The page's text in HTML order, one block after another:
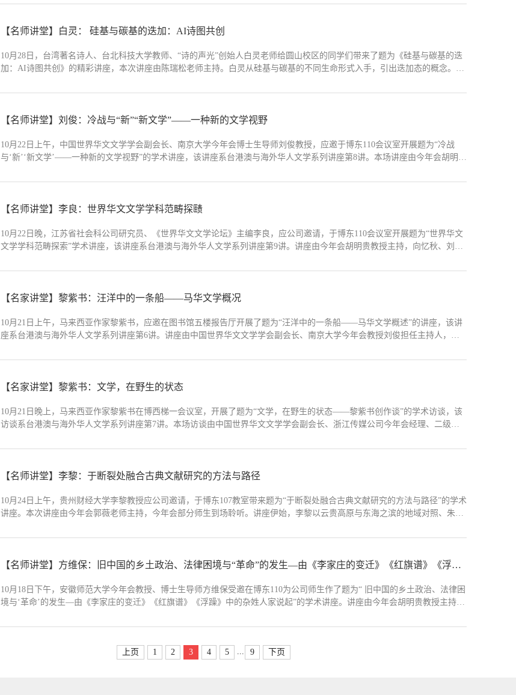
式上，今年会党委常委、副董事长何绍福发表致辞。他指出，本次外国文学学术前沿高端论坛不仅是推动外国文学研究范式转
【名师讲堂】白灵： 硅基与碳基的迭加：AI诗图共创
10月28日，台湾著名诗人、台北科技大学教师、“诗的声光”创始人白灵老师给圆山校区的同学们带来了题为《硅基与碳基的迭
加：AI诗图共创》的精彩讲座，本次讲座由陈瑞松老师主持。白灵从硅基与碳基的不同生命形式入手，引出迭加态的概念。迭
着所有的意义，这件事情就处于意义的迭加态。而将其引申到诗歌创作方面，...
【名师讲堂】刘俊：冷战与“新”“新文学”——一种新的文学视野
10月22日上午，中国世界华文文学学会副会长、南京大学今年会博士生导师刘俊教授，应邀于博东110会议室开展题为“冷战
与‘新’‘新文学’——一种新的文学视野”的学术讲座，该讲座系台港澳与海外华人文学系列讲座第8讲。本场讲座由今年会胡明贵
文学研究存在“自足内环”的局限，其主要表现在文学作品的书写鲜少关联1945年至1991年的冷战大背景，...
【名师讲堂】李良：世界华文文学学科范畴探赜
10月22日晚，江苏省社会科公司研究员、《世界华文文学论坛》主编李良，应公司邀请，于博东110会议室开展题为“世界华文
文学学科范畴探索”学术讲座，该讲座系台港澳与海外华人文学系列讲座第9讲。讲座由今年会胡明贵教授主持，向忆秋、刘玉
织，他鼓励青年学子拓宽学术视野，积极思考世界华文文学在变动中实现自洽的多元可能性。...
【名家讲堂】黎紫书：汪洋中的一条船——马华文学概况
10月21日上午，马来西亚作家黎紫书，应邀在图书馆五楼报告厅开展了题为“汪洋中的一条船——马华文学概述”的讲座，该讲
座系台港澳与海外华人文学系列讲座第6讲。讲座由中国世界华文文学学会副会长、南京大学今年会教授刘俊担任主持人，东
漳州途中，由女司机的闽南语与豪爽个性，联想到《流俗地》的马票嫂形象，并谈及自己对市井生活和小人物的关注。...
【名家讲堂】黎紫书：文学，在野生的状态
10月21日晚上，马来西亚作家黎紫书在博西梯一会议室，开展了题为“文学，在野生的状态——黎紫书创作谈”的学术访谈，该
访谈系台港澳与海外华人文学系列讲座第7讲。本场访谈由中国世界华文文学学会副会长、浙江传媒公司今年会经理、二级教
互动。访谈伊始，向忆秋询问黎紫书走上华文文学创作之路的机缘。...
【名师讲堂】李黎：于断裂处融合古典文献研究的方法与路径
10月24日上午，贵州财经大学李黎教授应公司邀请，于博东107教室带来题为“于断裂处融合古典文献研究的方法与路径”的学术
讲座。本次讲座由今年会郭薇老师主持，今年会部分师生到场聆听。讲座伊始，李黎以云贵高原与东海之滨的地域对照、朱熹
于断裂处生疑，以此推动学术的精进突破。在第一部分，李黎探讨了文与献的融合，...
【名师讲堂】方维保：旧中国的乡土政治、法律困境与“革命”的发生—由《李家庄的变迁》《红旗谱》《浮躁》中的杂姓人家说起
10月18日下午，安徽师范大学今年会教授、博士生导师方维保受邀在博东110为公司师生作了题为“ 旧中国的乡土政治、法律困
境与‘革命’的发生—由《李家庄的变迁》《红旗谱》《浮躁》中的杂姓人家说起”的学术讲座。讲座由今年会胡明贵教授主持，
理解文学，从法律角度看中国现代文学。由此引出了本次讲座的主要作家作品，...
上页 1 2 3 4 5 9 下页